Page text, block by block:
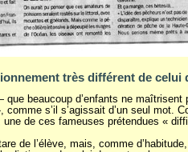
très différent de celui
beaucoup d’enfants ne
s’il s’agissait d’un seul mot.
une de ces fameuses prétendues «
de l’élève, mais, comme